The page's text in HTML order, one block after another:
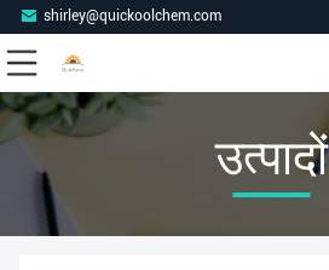
shirley@quickoolchem.com
उत्पादों